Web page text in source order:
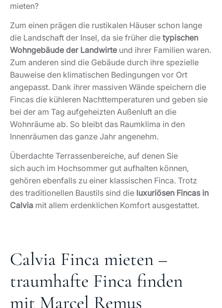
mieten?
Zum einen prägen die rustikalen Häuser schon lange
die Landschaft der Insel, da sie früher die typischen
Wohngebäude der Landwirte und ihrer Familien waren.
Zum anderen sind die Gebäude durch ihre spezielle
Bauweise den klimatischen Bedingungen vor Ort
angepasst. Dank ihrer massiven Wände speichern die
Fincas die kühleren Nachttemperaturen und geben sie
bei der am Tag aufgeheizten Außenluft an die
Wohnräume ab. So bleibt das Raumklima in den
Innenräumen das ganze Jahr angenehm.
Überdachte Terrassenbereiche, auf denen Sie
sich auch im Hochsommer gut aufhalten können,
gehören ebenfalls zu einer klassischen Finca. Trotz
des traditionellen Baustils sind die luxuriösen Fincas in
Calvia mit allem erdenklichen Komfort ausgestattet.
Calvia Finca mieten –
traumhafte Finca finden
mit Marcel Remus